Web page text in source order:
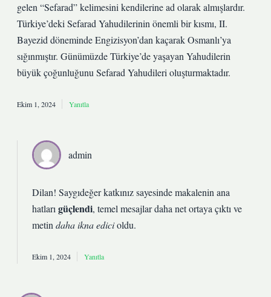
gelen “Sefarad” kelimesini kendilerine ad olarak almışlardır.
Türkiye’deki Sefarad Yahudilerinin önemli bir kısmı, II.
Bayezid döneminde Engizisyon’dan kaçarak Osmanlı’ya
sığınmıştır. Günümüzde Türkiye’de yaşayan Yahudilerin
büyük çoğunluğunu Sefarad Yahudileri oluşturmaktadır.
Ekim 1, 2024 Yanıtla
admin
Dilan! Saygıdeğer katkınız sayesinde makalenin ana
hatları güçlendi, temel mesajlar daha net ortaya çıktı ve
metin daha ikna edicioldu.
Ekim 1, 2024 Yanıtla